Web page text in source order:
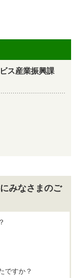
ス産業振興課
みなさまのご
ですか？